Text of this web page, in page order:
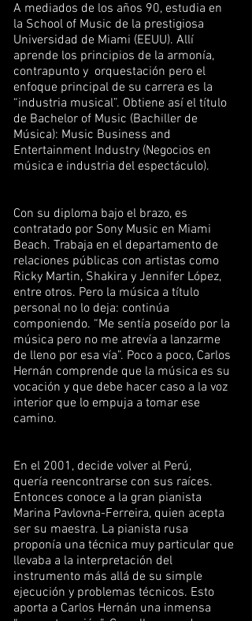
A mediados de los años 90, estudia en
la School of Music de la prestigiosa
Universidad de Miami (EEUU). Allí
aprende los principios de la armonía,
contrapunto y orquestación pero el
enfoque principal de su carrera es la
“industria musical”. Obtiene así el título
de Bachelor of Music (Bachiller de
Música): Music Business and
Entertainment Industry (Negocios en
música e industria del espectáculo).
Con su diploma bajo el brazo, es
contratado por Sony Music en Miami
Beach. Trabaja en el departamento de
relaciones públicas con artistas como
Ricky Martin, Shakira y Jennifer López,
entre otros. Pero la música a título
personal no lo deja: continúa
componiendo. “Me sentía poseído por la
música pero no me atrevía a lanzarme
de lleno por esa vía”. Poco a poco, Carlos
Hernán comprende que la música es su
vocación y que debe hacer caso a la voz
interior que lo empuja a tomar ese
camino.
En el 2001, decide volver al Perú,
quería reencontrarse con sus raíces.
Entonces conoce a la gran pianista
Marina Pavlovna-Ferreira, quien acepta
ser su maestra. La pianista rusa
proponía una técnica muy particular que
llevaba a la interpretación del
instrumento más allá de su simple
ejecución y problemas técnicos. Esto
aporta a Carlos Hernán una inmensa